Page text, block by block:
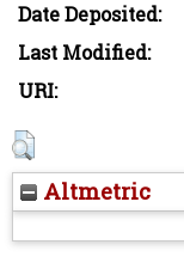
Date Deposited:
Last Modified:
URI:
Altmetric